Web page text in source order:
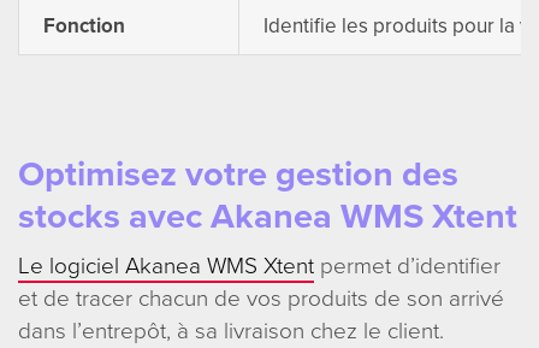
Fonction
Identifie les produits pour la
Optimisez votre gestion des
stocks avec Akanea WMS Xtent
Le logiciel Akanea WMS Xtentpermet d’identifier
et de tracer chacun de vos produits de son arrivé
dans l’entrepôt, à sa livraison chez le client.